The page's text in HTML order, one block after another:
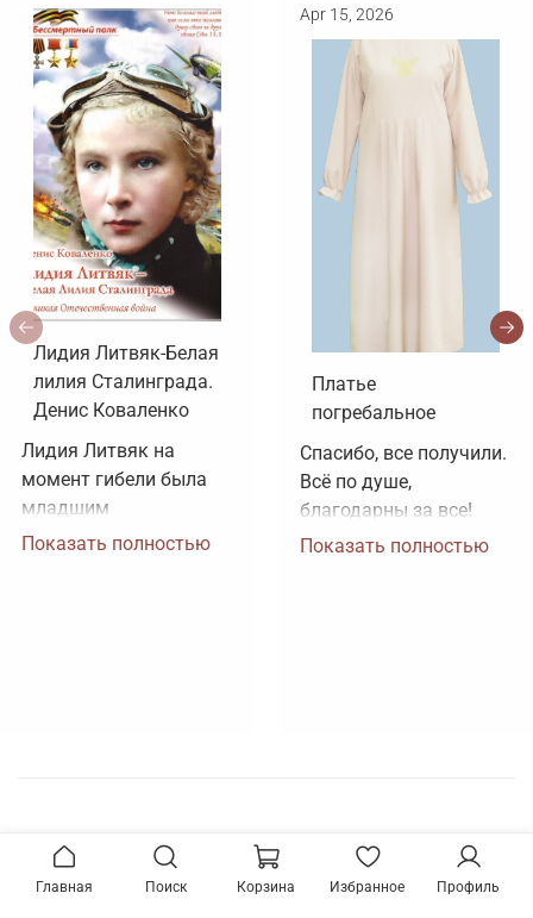
Лидия Литвяк-Белая
лилия Сталинграда.
Денис Коваленко
Лидия Литвяк на
момент гибели была
младшим
лейтенантом.
Показать полностью
Apr 15, 2026
Платье
погребальное
Спасибо, все получили.
Всё по душе,
благодарны за все!
Показать полностью
Главная Поиск Корзина Избранное Профиль